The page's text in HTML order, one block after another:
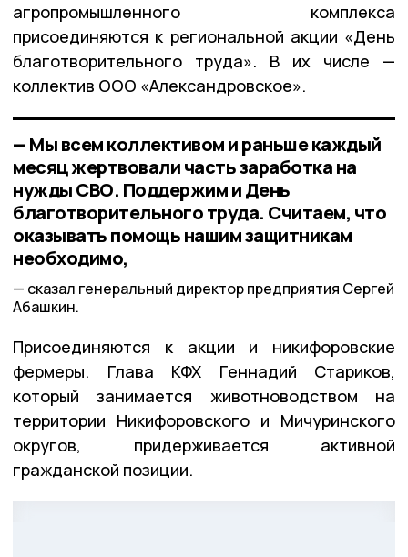
агропромышленного комплекса
присоединяются к региональной акции «День
благотворительного труда». В их числе —
коллектив ООО «Александровское».
— Мы всем коллективом и раньше каждый
месяц жертвовали часть заработка на
нужды СВО. Поддержим и День
благотворительного труда. Считаем, что
оказывать помощь нашим защитникам
необходимо,
сказал генеральный директор предприятия Сергей
Абашкин.
Присоединяются к акции и никифоровские
фермеры. Глава КФХ Геннадий Стариков,
который занимается животноводством на
территории Никифоровского и Мичуринского
округов, придерживается активной
гражданской позиции.